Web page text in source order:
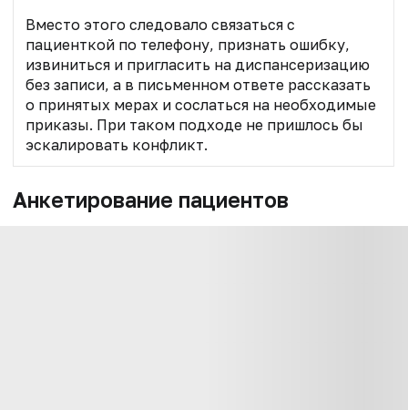
Вместо этого следовало связаться с
пациенткой по телефону, признать ошибку,
извиниться и пригласить на диспансеризацию
без записи, а в письменном ответе рассказать
о принятых мерах и сослаться на необходимые
приказы. При таком подходе не пришлось бы
эскалировать конфликт.
Анкетирование пациентов